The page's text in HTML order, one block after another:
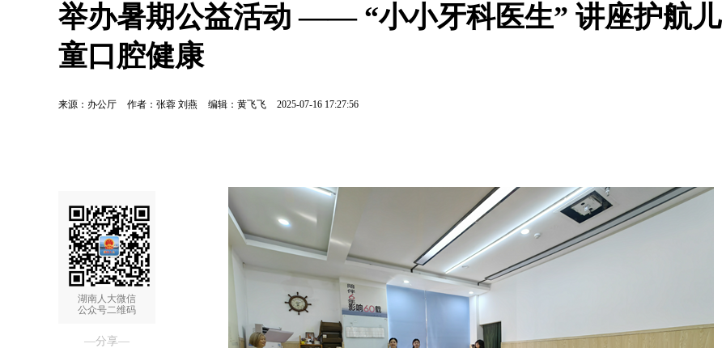
举办暑期公益活动 —— “小小牙科医生” 讲座护航儿
童口腔健康
来源：办公厅 作者：张蓉 刘燕 编辑：黄飞飞 2025-07-16 17:27:56
湖南人大微信
公众号二维码
—分享—